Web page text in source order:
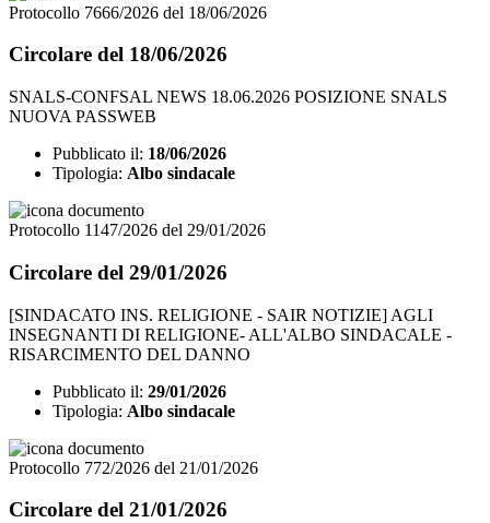
Protocollo 7666/2026 del 18/06/2026
Circolare del 18/06/2026
SNALS-CONFSAL NEWS 18.06.2026 POSIZIONE SNALS
NUOVA PASSWEB
Pubblicato il: 18/06/2026
Tipologia: Albo sindacale
Protocollo 1147/2026 del 29/01/2026
Circolare del 29/01/2026
[SINDACATO INS. RELIGIONE - SAIR NOTIZIE] AGLI
INSEGNANTI DI RELIGIONE- ALL'ALBO SINDACALE -
RISARCIMENTO DEL DANNO
Pubblicato il: 29/01/2026
Tipologia: Albo sindacale
Protocollo 772/2026 del 21/01/2026
Circolare del 21/01/2026